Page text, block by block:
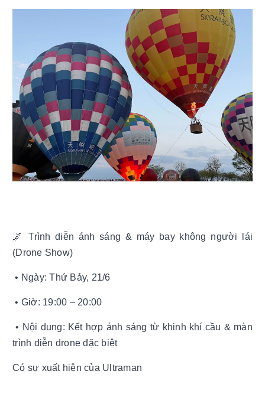
🌌 Trình diễn ánh sáng & máy bay không người lái
(Drone Show)
• Ngày: Thứ Bảy, 21/6
• Giờ: 19:00 – 20:00
• Nội dung: Kết hợp ánh sáng từ khinh khí cầu & màn
trình diễn drone đặc biệt
Có sự xuất hiện của Ultraman